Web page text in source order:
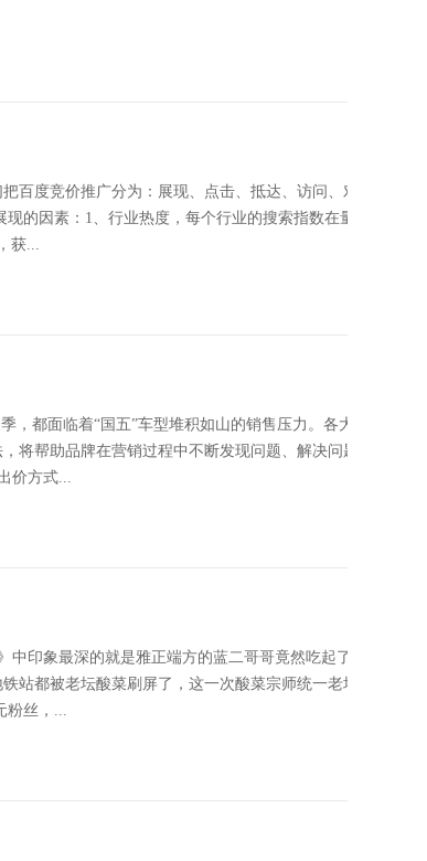
百度竞价推广分为：展现、点击、抵达、访问、对话、
的因素：1、行业热度，每个行业的搜索指数在量级上
获...
都面临着“国五”车型堆积如山的销售压力。各大车企
将帮助品牌在营销过程中不断发现问题、解决问题，从
价方式...
印象最深的就是雅正端方的蓝二哥哥竟然吃起了老坛
站都被老坛酸菜刷屏了，这一次酸菜宗师统一老坛玩了
粉丝，...